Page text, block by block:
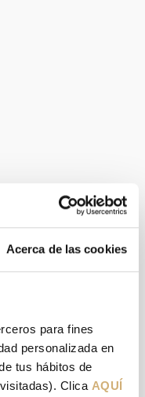
Acerca de las cookies
para fines
personalizada en
tus hábitos de
Clica AQUÍ